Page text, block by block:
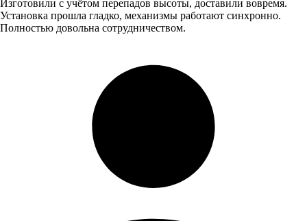
Изготовили с учётом перепадов высоты, доставили вовремя.
Установка прошла гладко, механизмы работают синхронно.
Полностью довольна сотрудничеством.